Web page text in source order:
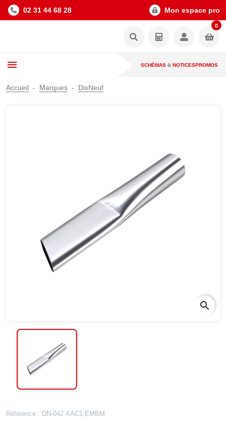
02 31 44 68 28 Mon espace pro
0
SCHÉMAS & NOTICESPROMOS
Accueil Marques DixNeuf
search
Référence : DN-042.AAC1.EMBM